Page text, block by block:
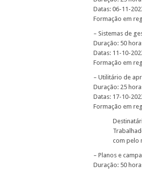
Datas: 06-11-
Formação em
– Sistemas de
Duração: 50
Datas: 11-10-
Formação em
– Utilitário de
Duração: 25
Datas: 17-10-
Formação em
com pelo
– Planos e
Duração: 50